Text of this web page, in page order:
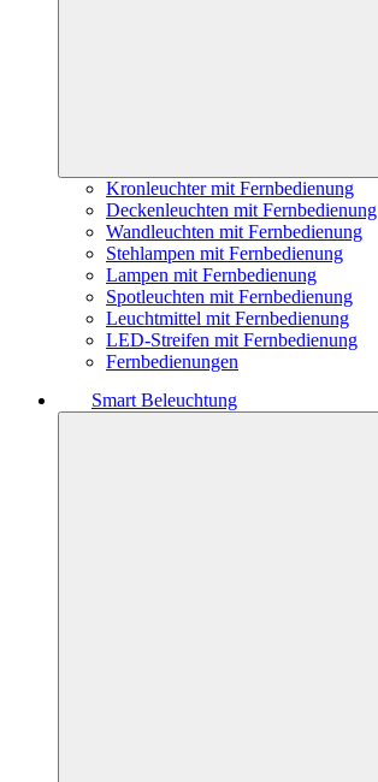
Kronleuchter mit Fernbedienung
Deckenleuchten mit Fernbedienung
Wandleuchten mit Fernbedienung
Stehlampen mit Fernbedienung
Lampen mit Fernbedienung
Spotleuchten mit Fernbedienung
Leuchtmittel mit Fernbedienung
LED-Streifen mit Fernbedienung
Fernbedienungen
Smart Beleuchtung